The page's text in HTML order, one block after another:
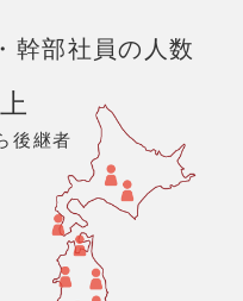
幹部社員の人数
後継者